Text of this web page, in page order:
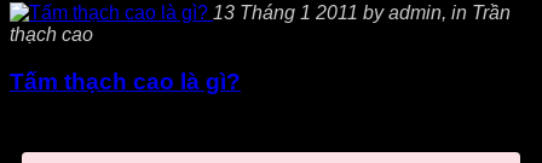
13 Tháng 1 2011 by admin, in Trần
thạch cao
Tấm thạch cao là gì?